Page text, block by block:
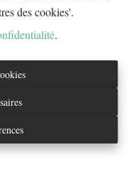
des cookies'.
.
commodités. Très joli
un petit balcon situé
étages, comprenant une
lave-vaisselle, four
salle de bain, WC, lave-
charges de 280€/mois